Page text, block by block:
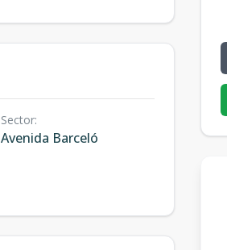
Sector:
Avenida Barceló